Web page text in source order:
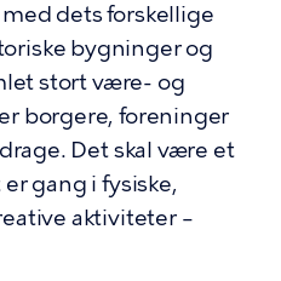
dets forskellige
bygninger og
stort være- og
borgere, foreninger
Det skal være et
gang i fysiske,
aktiviteter –